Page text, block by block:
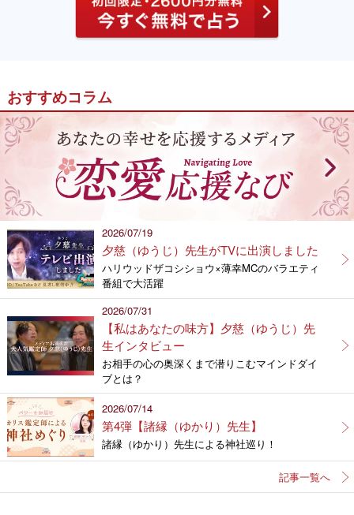
おすすめコラム
2026/07/19
夕慈（ゆうじ）先生がTVに出演しました
ハリウッドザコシショウ×薄幸MCのバラエティ
番組で大活躍
2026/07/31
【私はあなたの味方】夕慈（ゆうじ）先
生インタビュー
お相手の心の奥深くまで潜りこむマインドダイ
ブとは？
2026/07/14
第4弾【諸縁（ゆかり）先生】
諸縁（ゆかり）先生による神社巡り！
記事一覧へ